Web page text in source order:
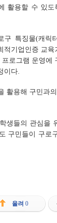
활용할 수 있도
구 특징물(캐릭
기업인증 교육
로그램 운영에
이다.
활용해 구민과
생들의 관심을
구민들이 구
올려 0